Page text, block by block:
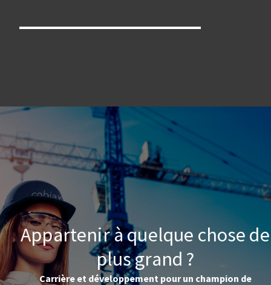
Appartenir à quelque chose de
plus grand ?
Carrière et développement pour un champion de